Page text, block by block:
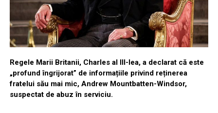
Regele Marii Britanii, Charles al III-lea, a declarat că este
„profund îngrijorat” de informațiile privind reținerea
fratelui său mai mic, Andrew Mountbatten-Windsor,
suspectat de abuz în serviciu.